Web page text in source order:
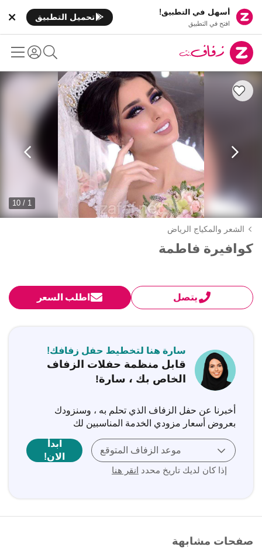
أسهل في التطبيق!
افتح في التطبيق
تحميل التطبيق
1 / 10
الشعر والمكياج الرياض
كوافيرة فاطمة
يتصل اطلب السعر
سارة هنا لتخطيط حفل زفافك!
قابل منظمة حفلات الزفاف
الخاص بك ، سارة!
أخبرنا عن حفل الزفاف الذي تحلم به ، وسنزودك
بعروض أسعار مزودي الخدمة المناسبين لك
موعد الزفاف المتوقع
إذا كان لديك تاريخ محدد انقر هنا
ابدأ
الان!
صفحات مشابهة